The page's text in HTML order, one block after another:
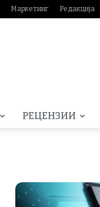
Маркетинг Редакција
РЕЦЕНЗИИ